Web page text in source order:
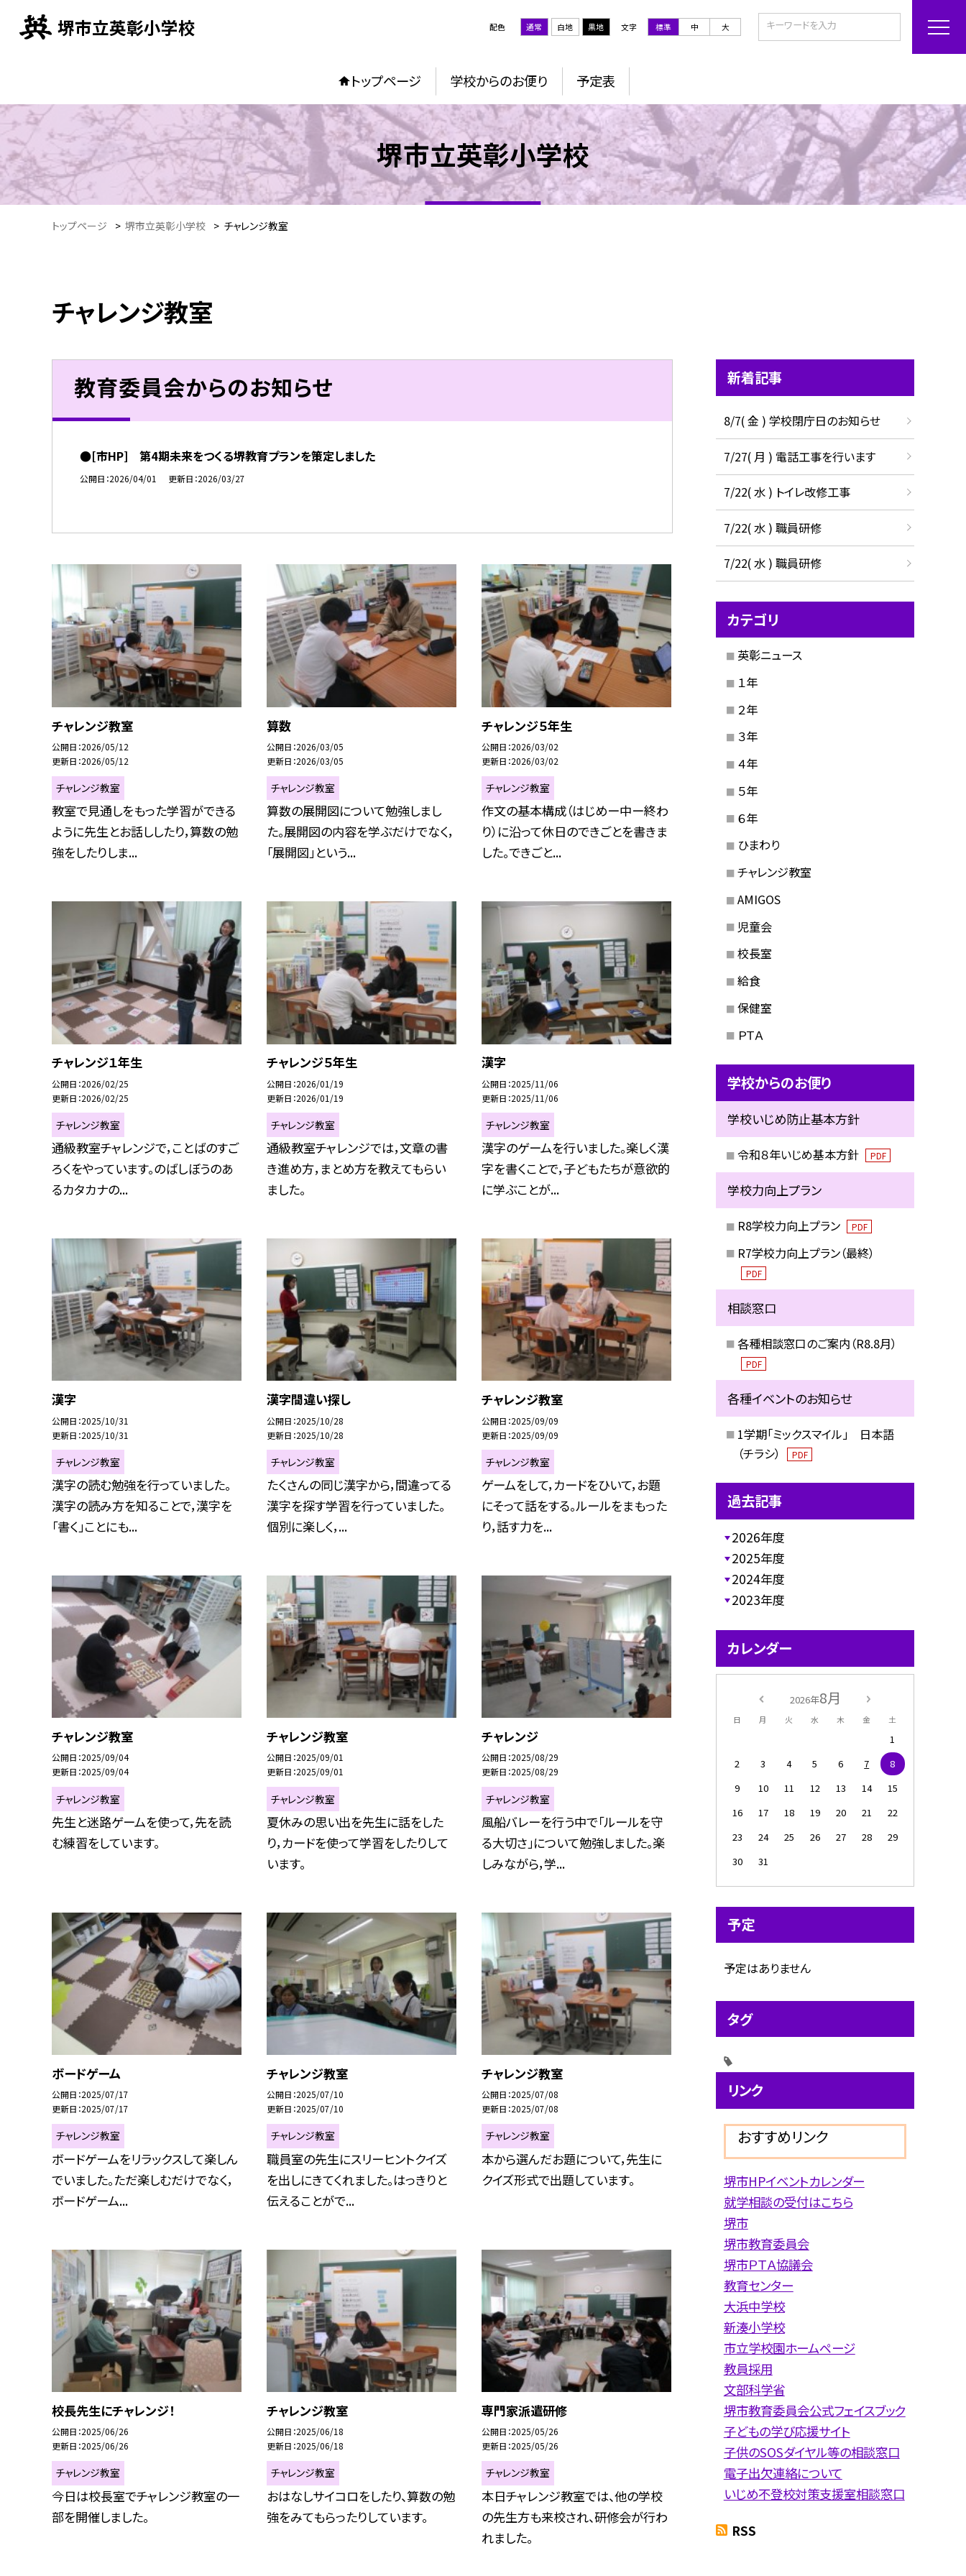
堺市立英彰小学校 配色 通常 白地 黒地 文字 標準 中 大
トップページ 学校からのお便り 予定表
堺市立英彰小学校
トップページ > 堺市立英彰小学校 > チャレンジ教室
チャレンジ教室
教育委員会からのお知らせ
●[市HP] 第4期未来をつくる堺教育プランを策定しました
公開日 2026/04/01 更新日 2026/03/27
チャレンジ教室
公開日 2026/05/12
更新日 2026/05/12
チャレンジ教室
教室で見通しをもった学習ができる
ように先生とお話ししたり，算数の勉
強をしたりしま...
算数
公開日 2026/03/05
更新日 2026/03/05
チャレンジ教室
算数の展開図について勉強しまし
た。展開図の内容を学ぶだけでなく，
「展開図」という...
チャレンジ５年生
公開日 2026/03/02
更新日 2026/03/02
チャレンジ教室
作文の基本構成（はじめー中ー終わ
り）に沿って休日のできごとを書きま
した。できごと...
チャレンジ１年生
公開日 2026/02/25
更新日 2026/02/25
チャレンジ教室
通級教室チャレンジで，ことばのすご
ろくをやっています。のばしぼうのあ
るカタカナの...
チャレンジ５年生
公開日 2026/01/19
更新日 2026/01/19
チャレンジ教室
通級教室チャレンジでは，文章の書
き進め方，まとめ方を教えてもらい
ました。
漢字
公開日 2025/11/06
更新日 2025/11/06
チャレンジ教室
漢字のゲームを行いました。楽しく漢
字を書くことで，子どもたちが意欲的
に学ぶことが...
漢字
公開日 2025/10/31
更新日 2025/10/31
チャレンジ教室
漢字の読む勉強を行っていました。
漢字の読み方を知ることで，漢字を
「書く」ことにも...
漢字間違い探し
公開日 2025/10/28
更新日 2025/10/28
チャレンジ教室
たくさんの同じ漢字から，間違ってる
漢字を探す学習を行っていました。
個別に楽しく，...
チャレンジ教室
公開日 2025/09/09
更新日 2025/09/09
チャレンジ教室
ゲームをして，カードをひいて，お題
にそって話をする。ルールをまもった
り，話す力を...
チャレンジ教室
公開日 2025/09/04
更新日 2025/09/04
チャレンジ教室
先生と迷路ゲームを使って，先を読
む練習をしています。
チャレンジ教室
公開日 2025/09/01
更新日 2025/09/01
チャレンジ教室
夏休みの思い出を先生に話をした
り，カードを使って学習をしたりして
います。
チャレンジ
公開日 2025/08/29
更新日 2025/08/29
チャレンジ教室
風船バレーを行う中で「ルールを守
る大切さ」について勉強しました。楽
しみながら，学...
ボードゲーム
公開日 2025/07/17
更新日 2025/07/17
チャレンジ教室
ボードゲームをリラックスして楽しん
でいました。ただ楽しむだけでなく，
ボードゲーム...
チャレンジ教室
公開日 2025/07/10
更新日 2025/07/10
チャレンジ教室
職員室の先生にスリーヒントクイズ
を出しにきてくれました。はっきりと
伝えることがで...
チャレンジ教室
公開日 2025/07/08
更新日 2025/07/08
チャレンジ教室
本から選んだお題について，先生に
クイズ形式で出題しています。
校長先生にチャレンジ！
公開日 2025/06/26
更新日 2025/06/26
チャレンジ教室
今日は校長室でチャレンジ教室の一
部を開催しました。
チャレンジ教室
公開日 2025/06/18
更新日 2025/06/18
チャレンジ教室
おはなしサイコロをしたり、算数の勉
強をみてもらったりしています。
専門家派遣研修
公開日 2025/05/26
更新日 2025/05/26
チャレンジ教室
本日チャレンジ教室では、他の学校
の先生方も来校され、研修会が行わ
れました。
新着記事
8/7( 金 ) 学校閉庁日のお知らせ
7/27( 月 ) 電話工事を行います
7/22( 水 ) トイレ改修工事
7/22( 水 ) 職員研修
7/22( 水 ) 職員研修
カテゴリ
英彰ニュース
１年
２年
３年
４年
５年
６年
ひまわり
チャレンジ教室
AMIGOS
児童会
校長室
給食
保健室
ＰＴＡ
学校からのお便り
学校いじめ防止基本方針
令和８年いじめ基本方針 PDF
学校力向上プラン
R8学校力向上プラン PDF
R7学校力向上プラン（最終）
PDF
相談窓口
各種相談窓口のご案内（R8.8月）
PDF
各種イベントのお知らせ
1学期「ミックスマイル」 日本語
（チラシ）
PDF
過去記事
2026年度
2025年度
2024年度
2023年度
カレンダー
2026年8月
日 月 火 水 木 金 土
1
2
3 4 5 6 7
8
9
10 11 12 13 14
15
16
17 18 19 20 21
22
23
24 25 26 27 28
29
30
31
予定
予定はありません
タグ
リンク
おすすめリンク
堺市HPイベントカレンダー
就学相談の受付はこちら
堺市
堺市教育委員会
堺市ＰＴＡ協議会
教育センター
大浜中学校
新湊小学校
市立学校園ホームページ
教員採用
文部科学省
堺市教育委員会公式フェイスブック
子どもの学び応援サイト
子供のSOSダイヤル等の相談窓口
電子出欠連絡について
いじめ不登校対策支援室相談窓口
RSS